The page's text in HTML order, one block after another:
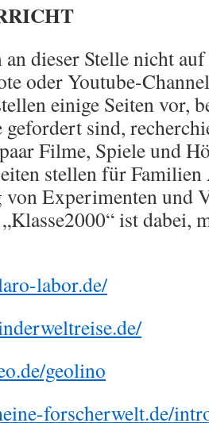
dieser Stelle nicht
oder Youtube-
einige Seiten vor,
sind,
Filme, Spiele und
stellen für
Experimenten und
ist dabei,
labor.de/
geolino
forscherwelt.de/